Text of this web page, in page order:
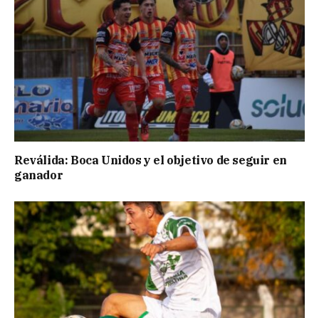
Reválida: Boca Unidos y el objetivo de seguir en
ganador